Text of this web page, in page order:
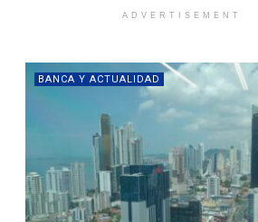
ADVERTISEMENT
BANCA Y ACTUALIDAD